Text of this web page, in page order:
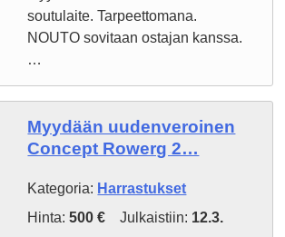
soutulaite. Tarpeettomana.
NOUTO sovitaan ostajan kanssa.
…
Myydään uudenveroinen
Concept Rowerg 2…
Kategoria: Harrastukset
Hinta:500 € Julkaistiin: 12.3.